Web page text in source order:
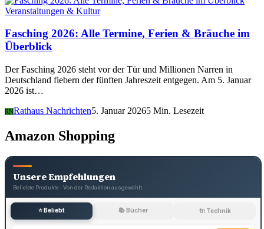
Veranstaltungen & Kultur
Fasching 2026: Alle Termine, Ferien & Bräuche im
Überblick
Der Fasching 2026 steht vor der Tür und Millionen Narren in
Deutschland fiebern der fünften Jahreszeit entgegen. Am 5. Januar
2026 ist…
RNRathaus Nachrichten5. Januar 20265 Min. Lesezeit
Amazon Shopping
Unsere Empfehlungen
Beliebte Produkte · Von der Redaktion ausgewählt
⭐ Beliebt 📚 Bücher 🔌 Technik